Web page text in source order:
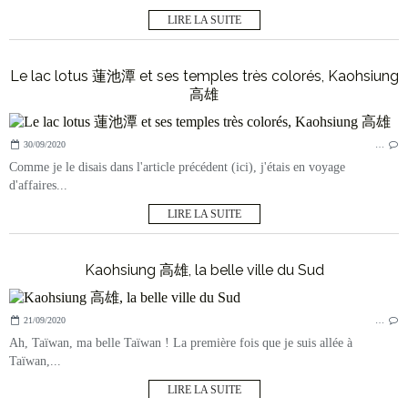
LIRE LA SUITE
Le lac lotus 蓮池潭 et ses temples très colorés, Kaohsiung
高雄
30/09/2020 …
Comme je le disais dans l'article précédent (ici), j'étais en voyage
d'affaires...
LIRE LA SUITE
Kaohsiung 高雄, la belle ville du Sud
21/09/2020 …
Ah, Taïwan, ma belle Taïwan ! La première fois que je suis allée à
Taïwan,...
LIRE LA SUITE